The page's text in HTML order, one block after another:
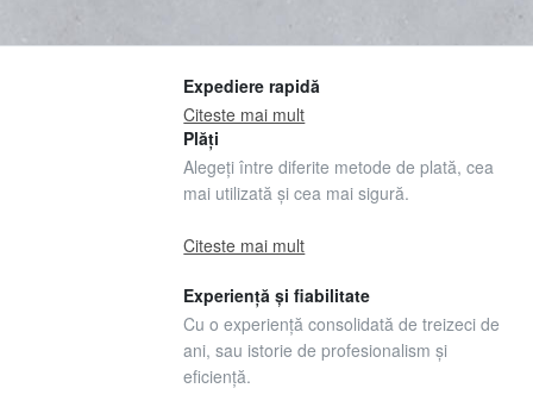
Expediere rapidă
Citeste mai mult
Plăți
Alegeți între diferite metode de plată, cea
mai utilizată și cea mai sigură.
Citeste mai mult
Experiență și fiabilitate
Cu o experiență consolidată de treizeci de
ani, sau istorie de profesionalism și
eficiență.